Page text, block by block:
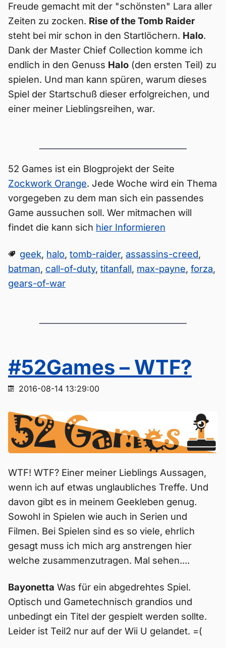
Freude gemacht mit der "schönsten" Lara aller
Zeiten zu zocken. Rise of the Tomb Raider
steht bei mir schon in den Startlöchern. Halo.
Dank der Master Chief Collection komme ich
endlich in den Genuss Halo (den ersten Teil) zu
spielen. Und man kann spüren, warum dieses
Spiel der Startschuß dieser erfolgreichen, und
einer meiner Lieblingsreihen, war.
52 Games ist ein Blogprojekt der Seite
Zockwork Orange. Jede Woche wird ein Thema
vorgegeben zu dem man sich ein passendes
Game aussuchen soll. Wer mitmachen will
findet die kann sich hier Informieren
geek, halo,tomb-raider,assassins-creed,
batman, call-of-duty, titanfall, max-payne, forza,
gears-of-war
#52Games – WTF?
2016-08-14 13:29:00
WTF! WTF? Einer meiner Lieblings Aussagen,
wenn ich auf etwas unglaubliches Treffe. Und
davon gibt es in meinem Geekleben genug.
Sowohl in Spielen wie auch in Serien und
Filmen. Bei Spielen sind es so viele, ehrlich
gesagt muss ich mich arg anstrengen hier
welche zusammenzutragen. Mal sehen....
Bayonetta Was für ein abgedrehtes Spiel.
Optisch und Gametechnisch grandios und
unbedingt ein Titel der gespielt werden sollte.
Leider ist Teil2 nur auf der Wii U gelandet. =(